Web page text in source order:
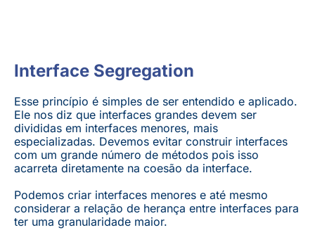
Interface Segregation
Esse princípio é simples de ser entendido e aplicado.
Ele nos diz que interfaces grandes devem ser
divididas em interfaces menores, mais
especializadas. Devemos evitar construir interfaces
com um grande número de métodos pois isso
acarreta diretamente na coesão da interface.
Podemos criar interfaces menores e até mesmo
considerar a relação de herança entre interfaces para
ter uma granularidade maior.